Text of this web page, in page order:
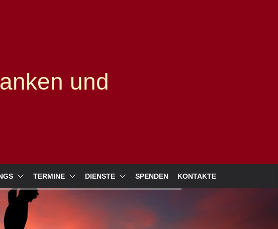
und
TERMINE DIENSTE SPENDEN KONTAKTE